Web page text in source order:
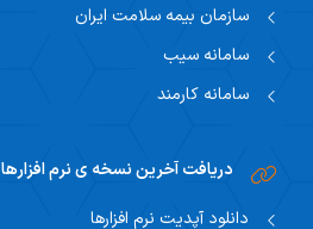
سازمان بیمه سلامت ایران
سامانه سیب
سامانه کارمند
دریافت آخرین نسخه ی نرم افزارها
دانلود آپدیت نرم افزارها